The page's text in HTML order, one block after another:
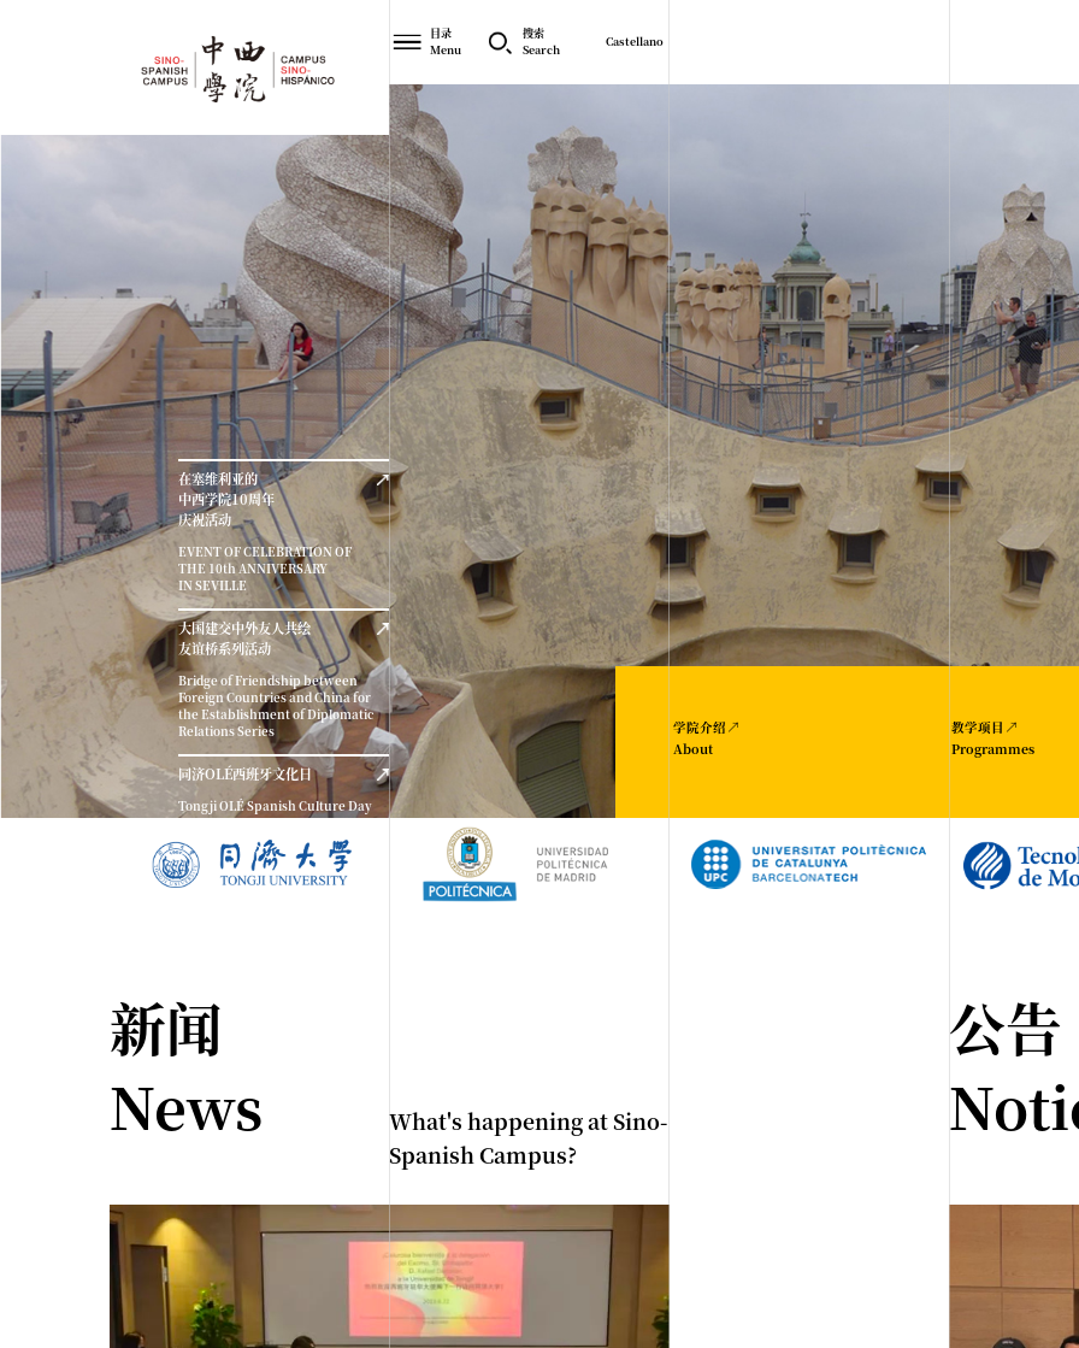
目录
Menu
搜索
Search
Castellano
在塞维利亚的
中西学院10周年
庆祝活动
EVENT OF CELEBRATION OF
THE 10th ANNIVERSARY
IN SEVILLE
大国建交中外友人共绘
友谊桥系列活动
Bridge of Friendship between
Foreign Countries and China for
the Establishment of Diplomatic
Relations Series
同济OLÉ西班牙文化日
Tongji OLÉ Spanish Culture Day
学院介绍 ↗
About
教学项目 ↗
Programmes
新闻
News
What's happening at Sino-
Spanish Campus?
公告